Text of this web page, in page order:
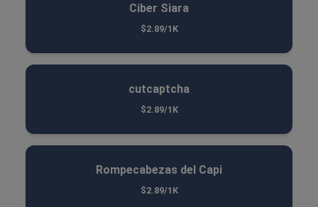
Ciber Siara
$2.89/1K
cutcaptcha
$2.89/1K
Rompecabezas del Capi
$2.89/1K